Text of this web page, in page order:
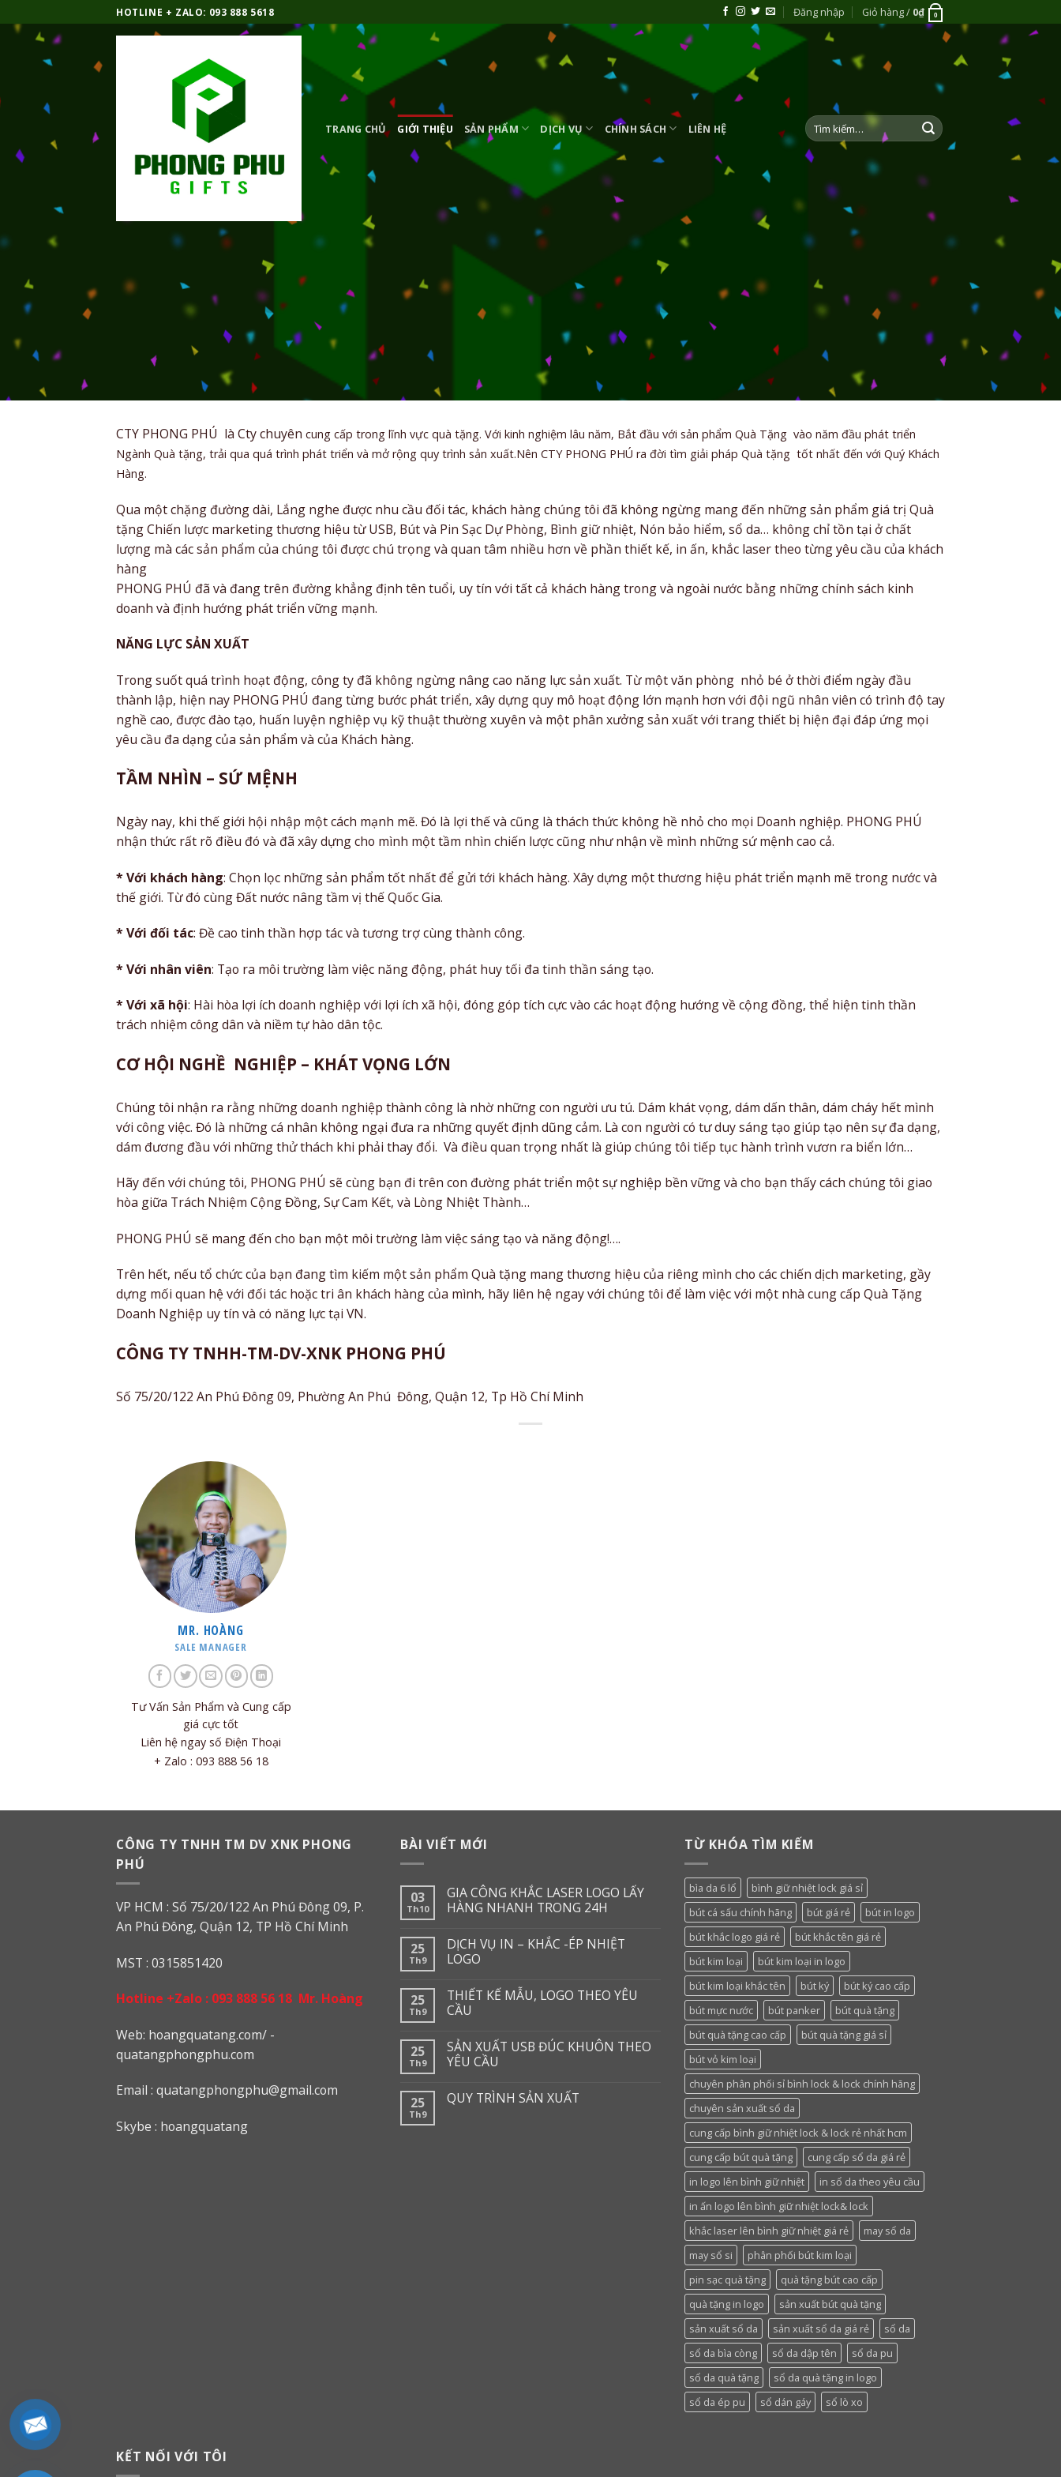
qua
HOTLINE + ZALO: 093 888 5618 Đăng nhập Giỏ hàng / 0₫ 0
TRANG CHỦ GIỚI THIỆU SẢN PHẨM DỊCH VỤ CHÍNH SÁCH LIÊN HỆ
Tìm
kiếm:
CTY PHONG PHÚ là Cty chuyên cung cấp trong lĩnh vực quà tặng. Với kinh nghiệm lâu năm, Bắt đầu với sản phẩm Quà Tặng vào năm đầu phát triển
Ngành Quà tặng, trải qua quá trình phát triển và mở rộng quy trình sản xuất.Nên CTY PHONG PHÚ ra đời tìm giải pháp Quà tặng tốt nhất đến với Quý Khách
Hàng.
Qua một chặng đường dài, Lắng nghe được nhu cầu đối tác, khách hàng chúng tôi đã không ngừng mang đến những sản phẩm giá trị Quà
tặng Chiến lược marketing thương hiệu từ USB, Bút và Pin Sạc Dự Phòng, Bình giữ nhiệt, Nón bảo hiểm, sổ da… không chỉ tồn tại ở chất
lượng mà các sản phẩm của chúng tôi được chú trọng và quan tâm nhiều hơn về phần thiết kế, in ấn, khắc laser theo từng yêu cầu của khách
hàng
PHONG PHÚ đã và đang trên đường khẳng định tên tuổi, uy tín với tất cả khách hàng trong và ngoài nước bằng những chính sách kinh
doanh và định hướng phát triển vững mạnh.
NĂNG LỰC SẢN XUẤT
Trong suốt quá trình hoạt động, công ty đã không ngừng nâng cao năng lực sản xuất. Từ một văn phòng nhỏ bé ở thời điểm ngày đầu
thành lập, hiện nay PHONG PHÚ đang từng bước phát triển, xây dựng quy mô hoạt động lớn mạnh hơn với đội ngũ nhân viên có trình độ tay
nghề cao, được đào tạo, huấn luyện nghiệp vụ kỹ thuật thường xuyên và một phân xưởng sản xuất với trang thiết bị hiện đại đáp ứng mọi
yêu cầu đa dạng của sản phẩm và của Khách hàng.
TẦM NHÌN – SỨ MỆNH
Ngày nay, khi thế giới hội nhập một cách mạnh mẽ. Đó là lợi thế và cũng là thách thức không hề nhỏ cho mọi Doanh nghiệp. PHONG PHÚ
nhận thức rất rõ điều đó và đã xây dựng cho mình một tầm nhìn chiến lược cũng như nhận về mình những sứ mệnh cao cả.
* Với khách hàng: Chọn lọc những sản phẩm tốt nhất để gửi tới khách hàng. Xây dựng một thương hiệu phát triển mạnh mẽ trong nước và
thế giới. Từ đó cùng Đất nước nâng tầm vị thế Quốc Gia.
* Với đối tác: Đề cao tinh thần hợp tác và tương trợ cùng thành công.
* Với nhân viên: Tạo ra môi trường làm việc năng động, phát huy tối đa tinh thần sáng tạo.
* Với xã hội: Hài hòa lợi ích doanh nghiệp với lợi ích xã hội, đóng góp tích cực vào các hoạt động hướng về cộng đồng, thể hiện tinh thần
trách nhiệm công dân và niềm tự hào dân tộc.
CƠ HỘI NGHỀ NGHIỆP – KHÁT VỌNG LỚN
Chúng tôi nhận ra rằng những doanh nghiệp thành công là nhờ những con người ưu tú. Dám khát vọng, dám dấn thân, dám cháy hết mình
với công việc. Đó là những cá nhân không ngại đưa ra những quyết định dũng cảm. Là con người có tư duy sáng tạo giúp tạo nên sự đa dạng,
dám đương đầu với những thử thách khi phải thay đổi. Và điều quan trọng nhất là giúp chúng tôi tiếp tục hành trình vươn ra biển lớn…
Hãy đến với chúng tôi, PHONG PHÚ sẽ cùng bạn đi trên con đường phát triển một sự nghiệp bền vững và cho bạn thấy cách chúng tôi giao
hòa giữa Trách Nhiệm Cộng Đồng, Sự Cam Kết, và Lòng Nhiệt Thành…
PHONG PHÚ sẽ mang đến cho bạn một môi trường làm việc sáng tạo và năng động!….
Trên hết, nếu tổ chức của bạn đang tìm kiếm một sản phẩm Quà tặng mang thương hiệu của riêng mình cho các chiến dịch marketing, gầy
dựng mối quan hệ với đối tác hoặc tri ân khách hàng của mình, hãy liên hệ ngay với chúng tôi để làm việc với một nhà cung cấp Quà Tặng
Doanh Nghiệp uy tín và có năng lực tại VN.
CÔNG TY TNHH-TM-DV-XNK PHONG PHÚ
Số 75/20/122 An Phú Đông 09, Phường An Phú Đông, Quận 12, Tp Hồ Chí Minh
MR. HOÀNG
SALE MANAGER
Tư Vấn Sản Phẩm và Cung cấp
giá cực tốt
Liên hệ ngay số Điện Thoại
+ Zalo : 093 888 56 18
CÔNG TY TNHH TM DV XNK PHONG
PHÚ
VP HCM : Số 75/20/122 An Phú Đông 09, P.
An Phú Đông, Quận 12, TP Hồ Chí Minh
MST : 0315851420
Hotline +Zalo : 093 888 56 18 Mr. Hoàng
Web: hoangquatang.com/ -
quatangphongphu.com
Email : quatangphongphu@gmail.com
Skybe : hoangquatang
BÀI VIẾT MỚI
03
Th10
GIA CÔNG KHẮC LASER LOGO LẤY
HÀNG NHANH TRONG 24H
25
Th9
DỊCH VỤ IN – KHẮC -ÉP NHIỆT
LOGO
25
Th9
THIẾT KẾ MẪU, LOGO THEO YÊU
CẦU
25
Th9
SẢN XUẤT USB ĐÚC KHUÔN THEO
YÊU CẦU
25
Th9
QUY TRÌNH SẢN XUẤT
TỪ KHÓA TÌM KIẾM
bìa da 6 lổ
bình giữ nhiệt lock giá sỉ
bút cá sấu chính hãng
bút giá rẻ
bút in logo
bút khắc logo giá rẻ
bút khắc tên giá rẻ
bút kim loại
bút kim loại in logo
bút kim loại khắc tên
bút ký
bút ký cao cấp
bút mực nước
bút panker
bút quà tặng
bút quà tặng cao cấp
bút quà tặng giá sỉ
bút vỏ kim loại
chuyên phân phối sỉ bình lock & lock chính hãng
chuyên sản xuất sổ da
cung cấp bình giữ nhiệt lock & lock rẻ nhất hcm
cung cấp bút quà tặng
cung cấp sổ da giá rẻ
in logo lên bình giữ nhiệt
in sổ da theo yêu cầu
in ấn logo lên bình giữ nhiệt lock& lock
khắc laser lên bình giữ nhiệt giá rẻ
may sổ da
may sổ si
phân phối bút kim loại
pin sạc quà tặng
quà tặng bút cao cấp
quà tặng in logo
sản xuất bút quà tặng
sản xuất sổ da
sản xuất sổ da giá rẻ
sổ da
sổ da bìa còng
sổ da dập tên
sổ da pu
sổ da quà tặng
sổ da quà tặng in logo
sổ da ép pu
sổ dán gáy sổ lò xo
KẾT NỐI VỚI TÔI